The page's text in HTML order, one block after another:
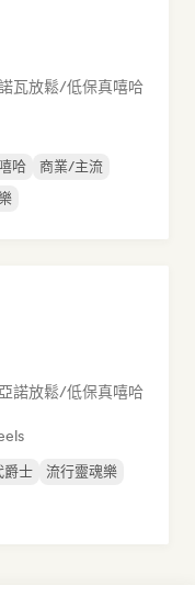
瓦放鬆/低保真嘻哈
哈
商業/主流
諾放鬆/低保真嘻哈
爵士
流行靈魂樂